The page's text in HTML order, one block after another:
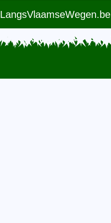
LangsVlaamseWegen.be